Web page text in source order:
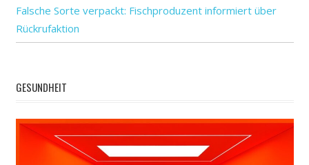
Falsche Sorte verpackt: Fischproduzent informiert über
Rückrufaktion
GESUNDHEIT